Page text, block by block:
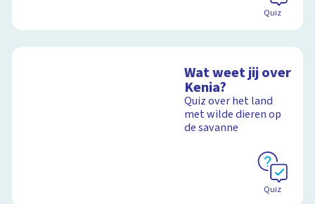
Quiz
Wat weet jij over
Kenia?
Quiz over het land
met wilde dieren op
de savanne
Quiz